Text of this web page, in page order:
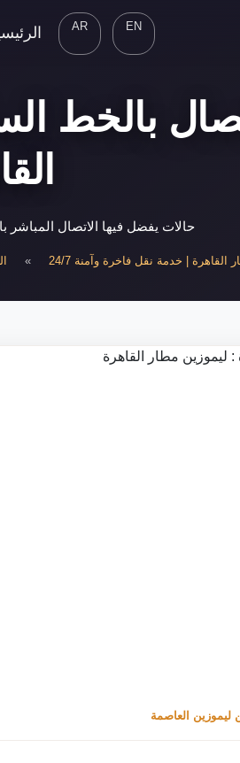
EN
AR
بالخط
حالات يفضل فيها الاتصال
القاهرة | خدمة نقل فاخرة وآمنة 24/7 »
ليموزين العاصمة